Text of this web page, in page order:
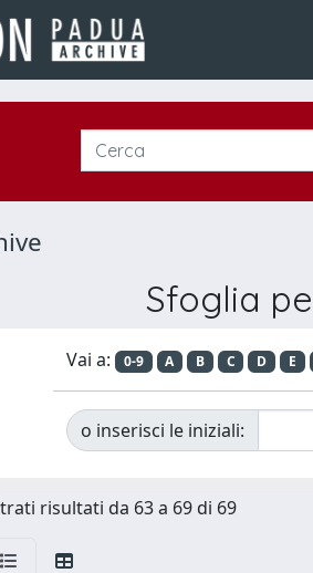
Sfoglia
Vai a: 0-9 A B C D E
o inserisci le iniziali:
risultati da 63 a 69 di 69